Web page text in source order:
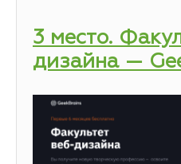
3 место.
дизайна —